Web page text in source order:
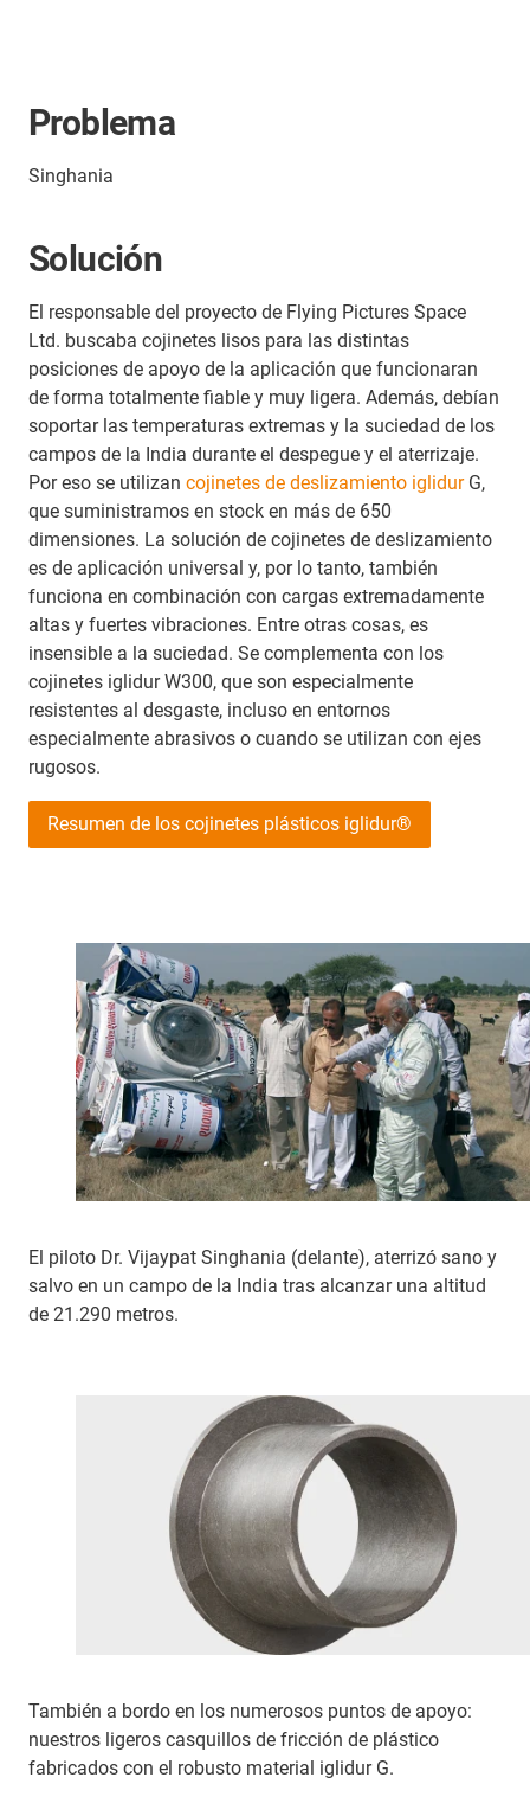
Problema
Singhania
Solución
El responsable del proyecto de Flying Pictures Space
Ltd. buscaba cojinetes lisos para las distintas
posiciones de apoyo de la aplicación que funcionaran
de forma totalmente fiable y muy ligera. Además, debían
soportar las temperaturas extremas y la suciedad de los
campos de la India durante el despegue y el aterrizaje.
Por eso se utilizan cojinetes de deslizamiento iglidurG,
que suministramos en stock en más de 650
dimensiones. La solución de cojinetes de deslizamiento
es de aplicación universal y, por lo tanto, también
funciona en combinación con cargas extremadamente
altas y fuertes vibraciones. Entre otras cosas, es
insensible a la suciedad. Se complementa con los
cojinetes iglidur W300, que son especialmente
resistentes al desgaste, incluso en entornos
especialmente abrasivos o cuando se utilizan con ejes
rugosos.
Resumen de los cojinetes plásticos iglidur®
El piloto Dr. Vijaypat Singhania (delante), aterrizó sano y
salvo en un campo de la India tras alcanzar una altitud
de 21.290 metros.
También a bordo en los numerosos puntos de apoyo:
nuestros ligeros casquillos de fricción de plástico
fabricados con el robusto material iglidur G.